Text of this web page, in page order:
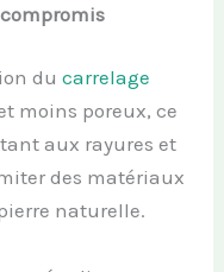
compromis
ducarrelage
moins poreux, ce
aux rayures et
des matériaux
naturelle.